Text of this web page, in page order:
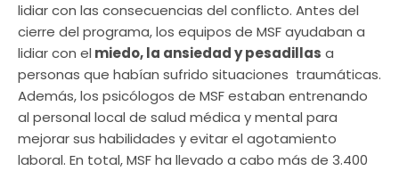
lidiar con las consecuencias del conflicto. Antes del
cierre del programa, los equipos de MSF ayudaban a
lidiar con el miedo, la ansiedad y pesadillas a
personas que habían sufrido situaciones traumáticas.
Además, los psicólogos de MSF estaban entrenando
al personal local de salud médica y mental para
mejorar sus habilidades y evitar el agotamiento
laboral. En total, MSF ha llevado a cabo más de 3.400